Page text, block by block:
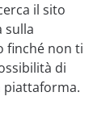
il sito
sulla
finché non ti
di